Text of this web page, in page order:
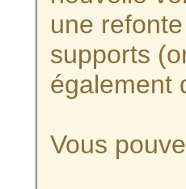
une
supports
également
Vous